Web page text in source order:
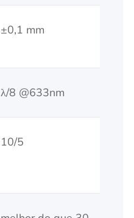
±0,1 mm
λ/8 @633nm
10/5